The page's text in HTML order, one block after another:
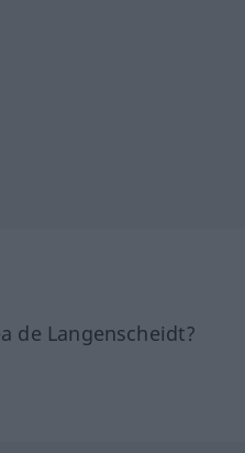
de Langenscheidt?